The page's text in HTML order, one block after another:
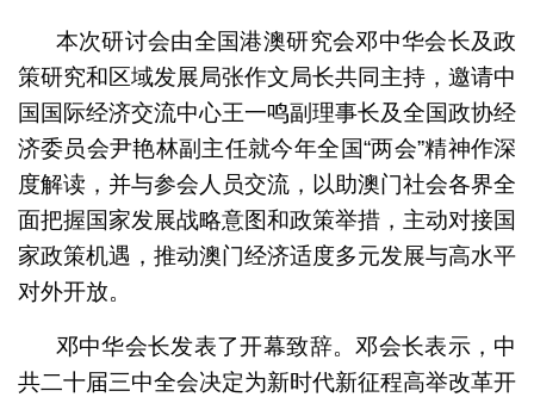
本次研讨会由全国港澳研究会邓中华会长及政
策研究和区域发展局张作文局长共同主持，邀请中
国国际经济交流中心王一鸣副理事长及全国政协经
济委员会尹艳林副主任就今年全国“两会”精神作深
度解读，并与参会人员交流，以助澳门社会各界全
面把握国家发展战略意图和政策举措，主动对接国
家政策机遇，推动澳门经济适度多元发展与高水平
对外开放。
邓中华会长发表了开幕致辞。邓会长表示，中
共二十届三中全会决定为新时代新征程高举改革开